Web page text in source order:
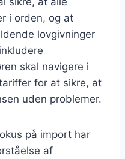
i orden, og at
lovgivninger
skal navigere i
for at sikre, at
uden problemer.
på import har
af